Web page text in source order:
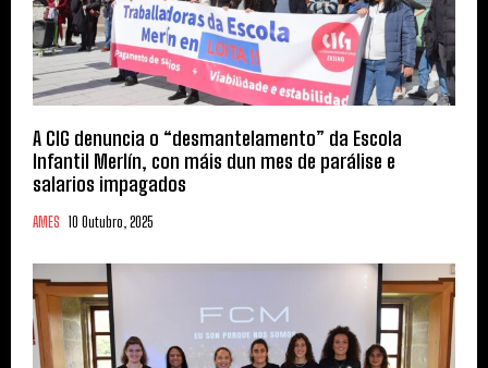
A CIG denuncia o “desmantelamento” da Escola
Infantil Merlín, con máis dun mes de parálise e
salarios impagados
AMES 10 Outubro, 2025